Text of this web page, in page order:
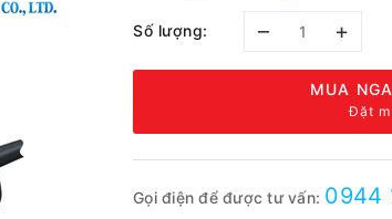
Số lượng: – +
MUA
Đặt
Gọi điện để được tư vấn: 0944